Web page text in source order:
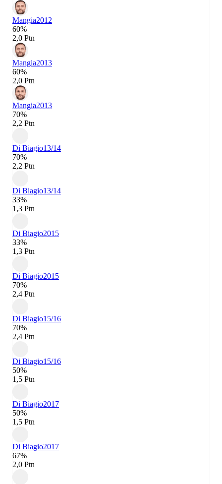
Mangia2012
60%
2,0 Ptn
Mangia2013
60%
2,0 Ptn
Mangia2013
70%
2,2 Ptn
Di Biagio13/14
70%
2,2 Ptn
Di Biagio13/14
33%
1,3 Ptn
Di Biagio2015
33%
1,3 Ptn
Di Biagio2015
70%
2,4 Ptn
Di Biagio15/16
70%
2,4 Ptn
Di Biagio15/16
50%
1,5 Ptn
Di Biagio2017
50%
1,5 Ptn
Di Biagio2017
67%
2,0 Ptn